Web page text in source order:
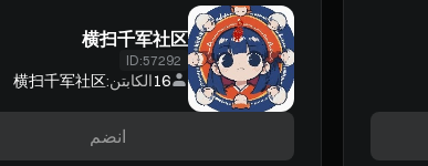
横扫千军社区
ID:57292
16الكابتن:横扫千军社区
انضم